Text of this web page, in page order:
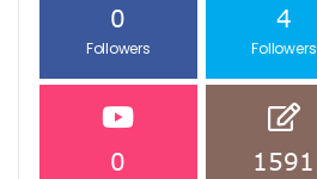
0
Followers
4
Followers
0 1591